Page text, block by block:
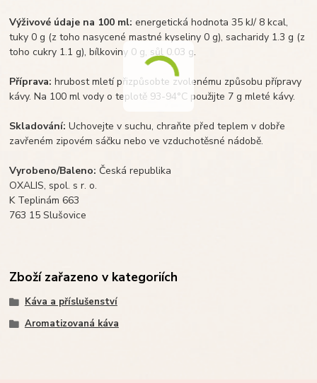
Výživové údaje na 100 ml: energetická hodnota 35 kJ/ 8 kcal,
tuky 0 g (z toho nasycené mastné kyseliny 0 g), sacharidy 1.3 g (z
toho cukry 1.1 g), bílkoviny 0 g, sůl 0.03 g.
Příprava: hrubost mletí přizpůsobte zvolenému způsobu přípravy
kávy. Na 100 ml vody o teplotě 93-94°C použijte 7 g mleté kávy.
Skladování: Uchovejte v suchu, chraňte před teplem v dobře
zavřeném zipovém sáčku nebo ve vzduchotěsné nádobě.
Vyrobeno/Baleno: Česká republika
OXALIS, spol. s r. o.
K Teplinám 663
763 15 Slušovice
Zboží zařazeno v kategoriích
Káva a příslušenství
Aromatizovaná káva